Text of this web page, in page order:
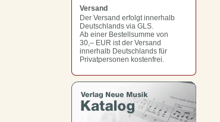
Versand
Der Versand erfolgt innerhalb
Deutschlands via GLS.
Ab einer Bestellsumme von
30,– EUR ist der Versand
innerhalb Deutschlands für
Privatpersonen kostenfrei.